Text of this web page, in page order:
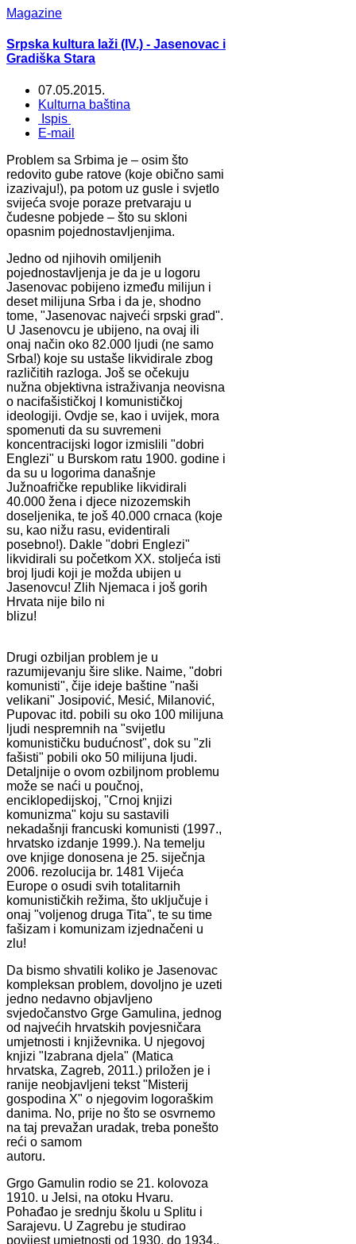
Magazine
Srpska kultura laži (IV.) - Jasenovac i
Gradiška Stara
07.05.2015.
Kulturna baština
Ispis
E-mail
Problem sa Srbima je – osim što
redovito gube ratove (koje obično sami
izazivaju!), pa potom uz gusle i svjetlo
svijeća svoje poraze pretvaraju u
čudesne pobjede – što su skloni
opasnim pojednostavljenjima.
Jedno od njihovih omiljenih
pojednostavljenja je da je u logoru
Jasenovac pobijeno između milijun i
deset milijuna Srba i da je, shodno
tome, "Jasenovac najveći srpski grad".
U Jasenovcu je ubijeno, na ovaj ili
onaj način oko 82.000 ljudi (ne samo
Srba!) koje su ustaše likvidirale zbog
različitih razloga. Još se očekuju
nužna objektivna istraživanja neovisna
o nacifašističkoj I komunističkoj
ideologiji. Ovdje se, kao i uvijek, mora
spomenuti da su suvremeni
koncentracijski logor izmislili "dobri
Englezi" u Burskom ratu 1900. godine i
da su u logorima današnje
Južnoafričke republike likvidirali
40.000 žena i djece nizozemskih
doseljenika, te još 40.000 crnaca (koje
su, kao nižu rasu, evidentirali
posebno!). Dakle "dobri Englezi"
likvidirali su početkom XX. stoljeća isti
broj ljudi koji je možda ubijen u
Jasenovcu! Zlih Njemaca i još gorih
Hrvata nije bilo ni
blizu!
Drugi ozbiljan problem je u
razumijevanju šire slike. Naime, "dobri
komunisti", čije ideje baštine "naši
velikani" Josipović, Mesić, Milanović,
Pupovac itd. pobili su oko 100 milijuna
ljudi nespremnih na "svijetlu
komunističku budućnost", dok su "zli
fašisti" pobili oko 50 milijuna ljudi.
Detaljnije o ovom ozbiljnom problemu
može se naći u poučnoj,
enciklopedijskoj, "Crnoj knjizi
komunizma" koju su sastavili
nekadašnji francuski komunisti (1997.,
hrvatsko izdanje 1999.). Na temelju
ove knjige donosena je 25. siječnja
2006. rezolucija br. 1481 Vijeća
Europe o osudi svih totalitarnih
komunističkih režima, što uključuje i
onaj "voljenog druga Tita", te su time
fašizam i komunizam izjednačeni u
zlu!
Da bismo shvatili koliko je Jasenovac
kompleksan problem, dovoljno je uzeti
jedno nedavno objavljeno
svjedočanstvo Grge Gamulina, jednog
od najvećih hrvatskih povjesničara
umjetnosti i književnika. U njegovoj
knjizi "Izabrana djela" (Matica
hrvatska, Zagreb, 2011.) priložen je i
ranije neobjavljeni tekst "Misterij
gospodina X" o njegovim logoraškim
danima. No, prije no što se osvrnemo
na taj prevažan uradak, treba ponešto
reći o samom
autoru.
Grgo Gamulin rodio se 21. kolovoza
1910. u Jelsi, na otoku Hvaru.
Pohađao je srednju školu u Splitu i
Sarajevu. U Zagrebu je studirao
povijest umjetnosti od 1930. do 1934.,